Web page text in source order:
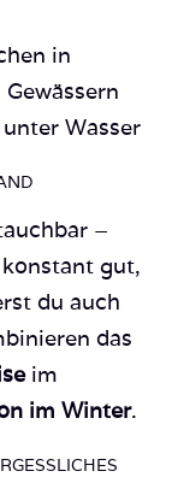
in
Wasser
–
gut,
du auch
das
im
im Winter.